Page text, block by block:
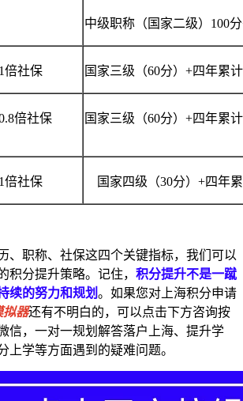
中级职称（国家二级）100
倍社保 国家三级（60分）+四年累
倍社保 国家三级（60分）+四年累
倍社保 国家四级（30分）+四年
、职称、社保这四个关键指标，我们可以
积分提升策略。记住， 积分提升不是一蹴
续的努力和规划。如果您对上海积分申请
拟器还有不明白的，可以点击下方咨询按
信，一对一规划解答落户上海、提升学
上学等方面遇到的疑难问题。